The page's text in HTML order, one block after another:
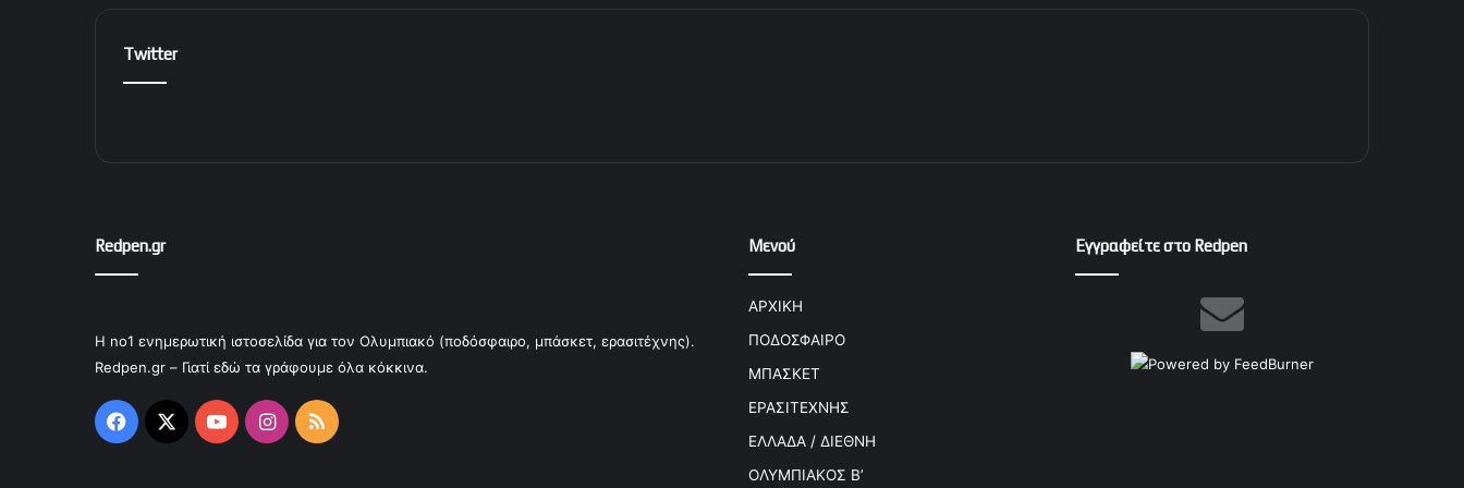
Twitter
Redpen.gr
Η no1 ενημερωτική ιστοσελίδα για τον Ολυμπιακό (ποδόσφαιρο, μπάσκετ, ερασιτέχνης).
Redpen.gr – Γιατί εδώ τα γράφουμε όλα κόκκινα.
Facebook
X YouTubeInstagram
RSS
Μενού
ΑΡΧΙΚΗ
ΠΟΔΟΣΦΑΙΡΟ
ΜΠΑΣΚΕΤ
ΕΡΑΣΙΤΕΧΝΗΣ
ΕΛΛΑΔΑ / ΔΙΕΘΝΗ
ΟΛΥΜΠΙΑΚΟΣ Β’
Εγγραφείτε στο Redpen